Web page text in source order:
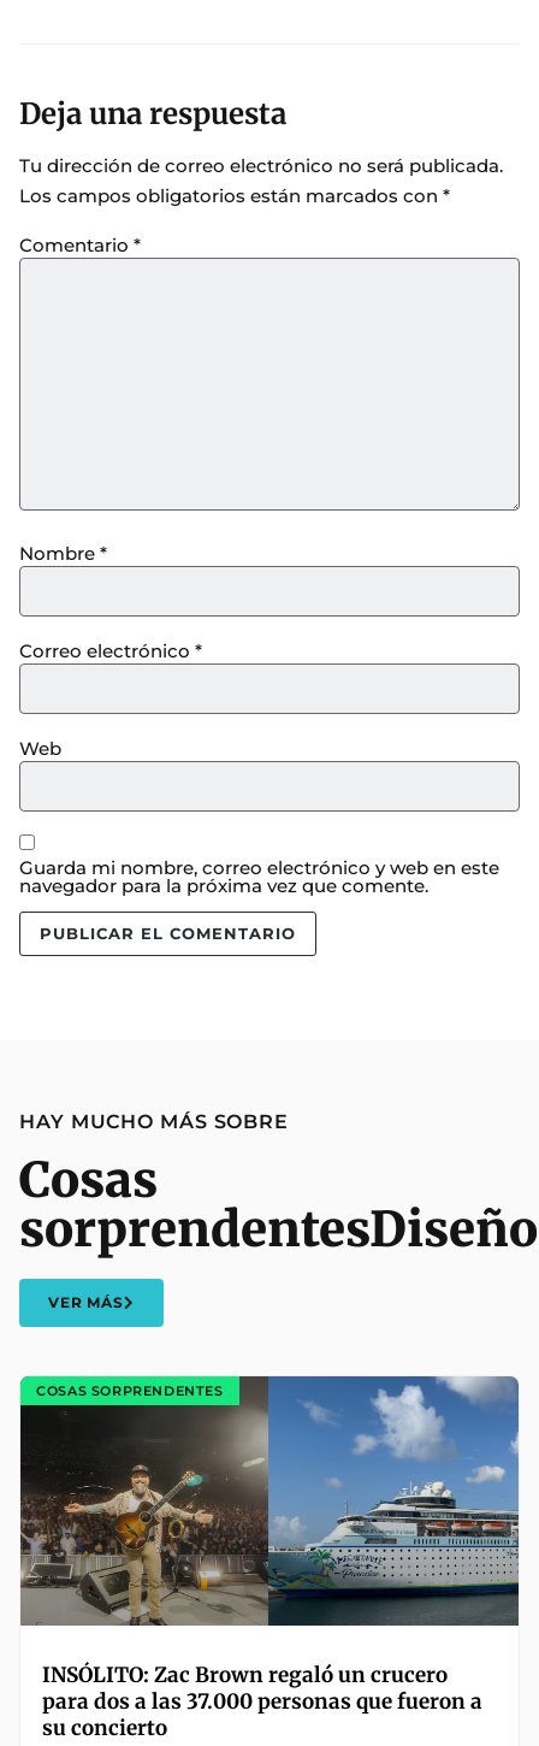
Deja una respuesta
Tu dirección de correo electrónico no será publicada.
Los campos obligatorios están marcados con *
Comentario *
Nombre *
Correo electrónico *
Web
Guarda mi nombre, correo electrónico y web en este
navegador para la próxima vez que comente.
HAY MUCHO MÁS SOBRE
Cosas
sorprendentesDiseño
VER MÁS
COSAS SORPRENDENTES
INSÓLITO: Zac Brown regaló un crucero
para dos a las 37.000 personas que fueron a
su concierto